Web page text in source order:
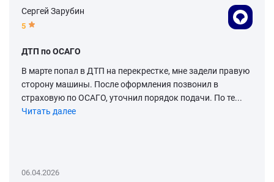
Сергей Зарубин
5
ДТП по ОСАГО
В марте попал в ДТП на перекрестке, мне задели правую
сторону машины. После оформления позвонил в
страховую по ОСАГО, уточнил порядок подачи. По те...
Читать далее
06.04.2026